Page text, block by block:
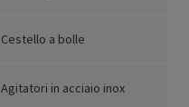
Cestello a bolle
Agitatori in acciaio inox